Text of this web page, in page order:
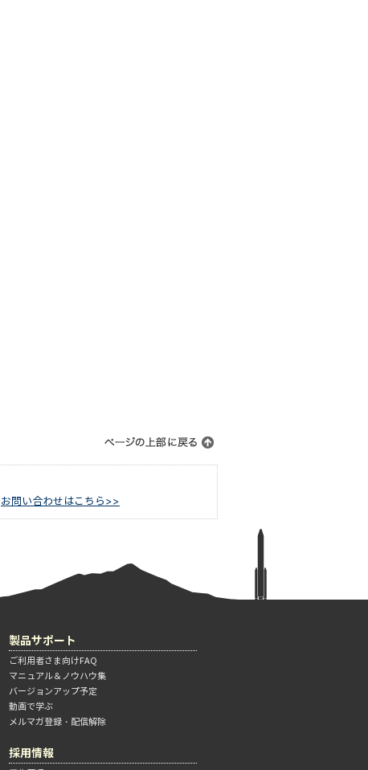
お問い合わせはこちら>>
製品サポート
ご利用者さま向けFAQ
マニュアル＆ノウハウ集
バージョンアップ予定
動画で学ぶ
メルマガ登録・配信解除
採用情報